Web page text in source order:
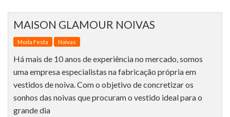
MAISON GLAMOUR NOIVAS
Moda Festa Noivas
Há mais de 10 anos de experiência no mercado, somos
uma empresa especialistas na fabricação própria em
vestidos de noiva. Com o objetivo de concretizar os
sonhos das noivas que procuram o vestido ideal para o
grande dia